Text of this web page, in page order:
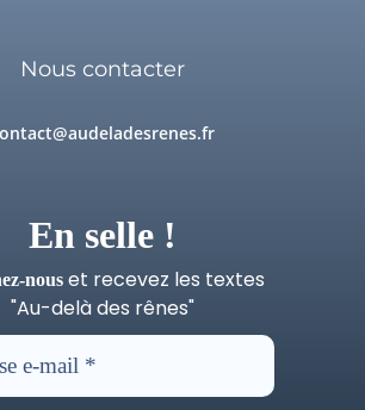
Nous contacter
En selle !
nouset recevez les textes
"Au-delà des rênes"